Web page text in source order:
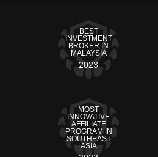
BEST
INVESTMENT
BROKER IN
MALAYSIA
2023
MOST
INNOVATIVE
AFFILIATE
PROGRAM IN
SOUTHEAST
ASIA